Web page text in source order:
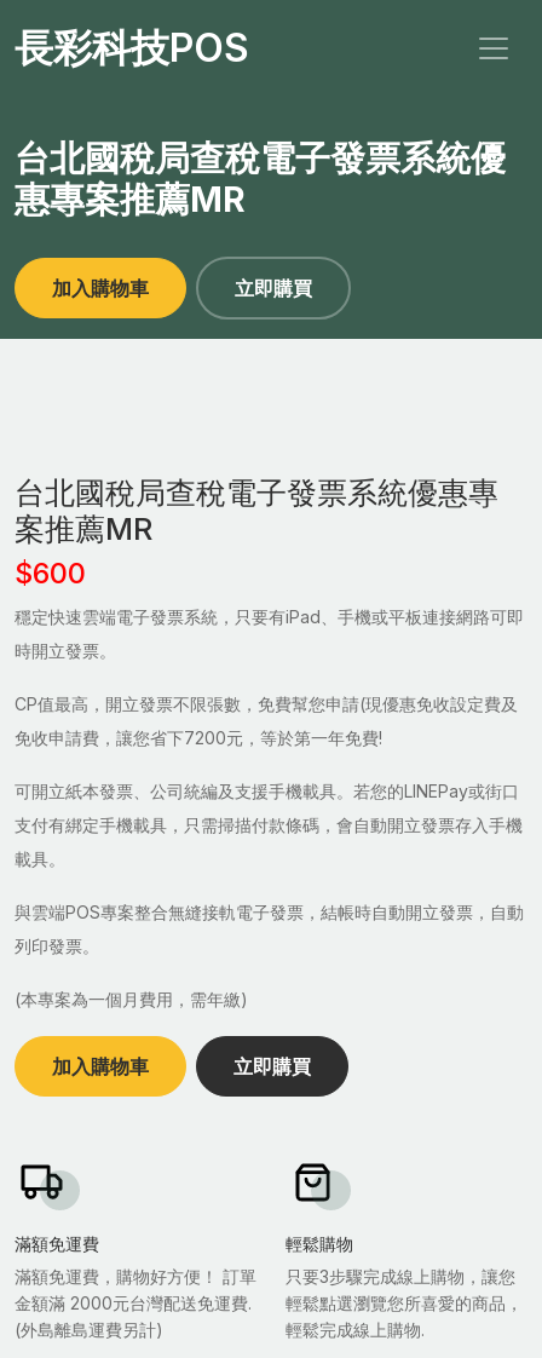
長彩科技POS
台北國稅局查稅電子發票系統優
惠專案推薦MR
加入購物車 立即購買
台北國稅局查稅電子發票系統優惠專
案推薦MR
$600
穩定快速雲端電子發票系統，只要有iPad、手機或平板連接網路可即
時開立發票。
CP值最高，開立發票不限張數，免費幫您申請(現優惠免收設定費及
免收申請費，讓您省下7200元，等於第一年免費!
可開立紙本發票、公司統編及支援手機載具。若您的LINEPay或街口
支付有綁定手機載具，只需掃描付款條碼，會自動開立發票存入手機
載具。
與雲端POS專案整合無縫接軌電子發票，結帳時自動開立發票，自動
列印發票。
(本專案為一個月費用，需年繳)
加入購物車 立即購買
滿額免運費
滿額免運費，購物好方便！ 訂單
金額滿 2000元台灣配送免運費.
(外島離島運費另計)
輕鬆購物
只要3步驟完成線上購物，讓您
輕鬆點選瀏覽您所喜愛的商品，
輕鬆完成線上購物.